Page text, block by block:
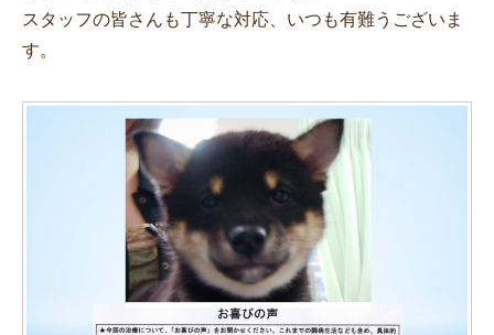
スタッフの皆さんも丁寧な対応、いつも有難うございま
す。